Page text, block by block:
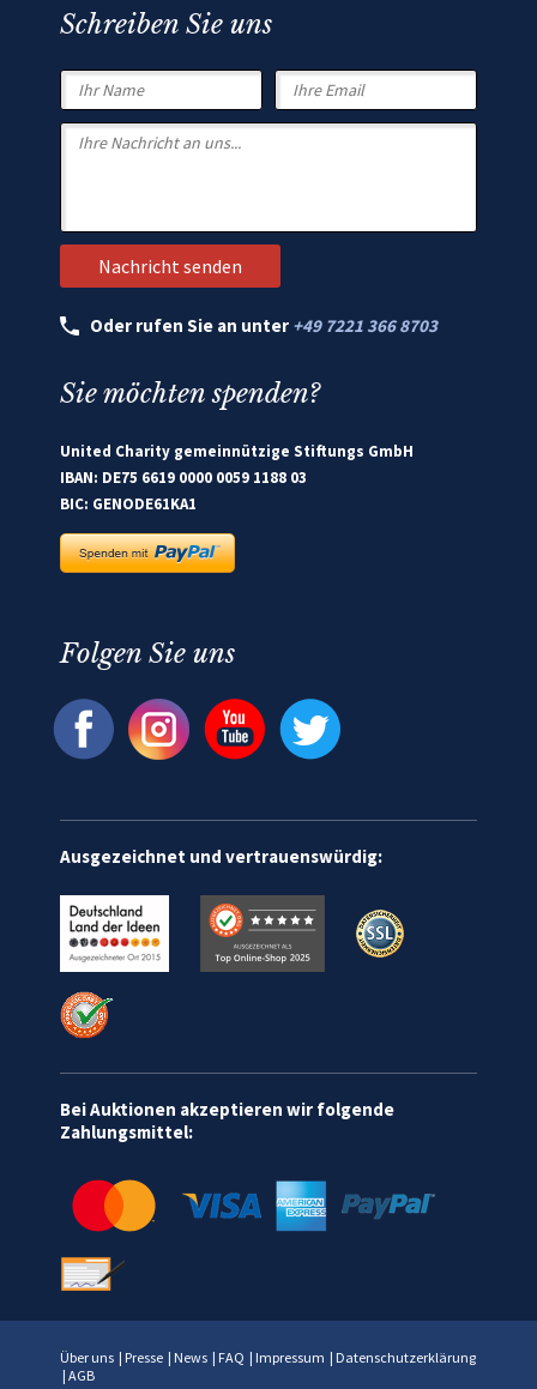
Schreiben Sie uns
Oder rufen Sie an unter +49 7221 366 8703
Sie möchten spenden?
United Charity gemeinnützige Stiftungs GmbH
IBAN: DE75 6619 0000 0059 1188 03
BIC: GENODE61KA1
Folgen Sie uns
Ausgezeichnet und vertrauenswürdig:
Bei Auktionen akzeptieren wir folgende
Zahlungsmittel:
Über uns | Presse | News | FAQ | Impressum | Datenschutzerklärung
| AGB